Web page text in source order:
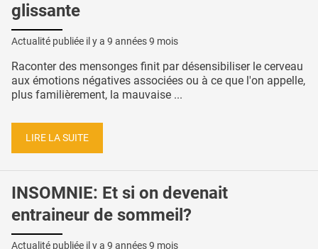
glissante
Actualité publiée il y a 9 années 9 mois
Raconter des mensonges finit par désensibiliser le cerveau
aux émotions négatives associées ou à ce que l'on appelle,
plus familièrement, la mauvaise ...
LIRE LA SUITE
INSOMNIE: Et si on devenait
entraineur de sommeil?
Actualité publiée il y a 9 années 9 mois